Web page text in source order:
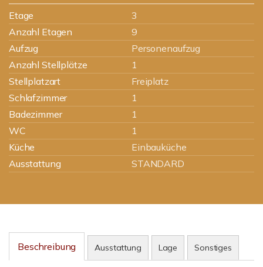
Etage
3
Anzahl Etagen
9
Aufzug
Personenaufzug
Anzahl Stellplätze
1
Stellplatzart
Freiplatz
Schlafzimmer
1
Badezimmer
1
WC
1
Küche
Einbauküche
Ausstattung
STANDARD
Beschreibung Ausstattung Lage Sonstiges